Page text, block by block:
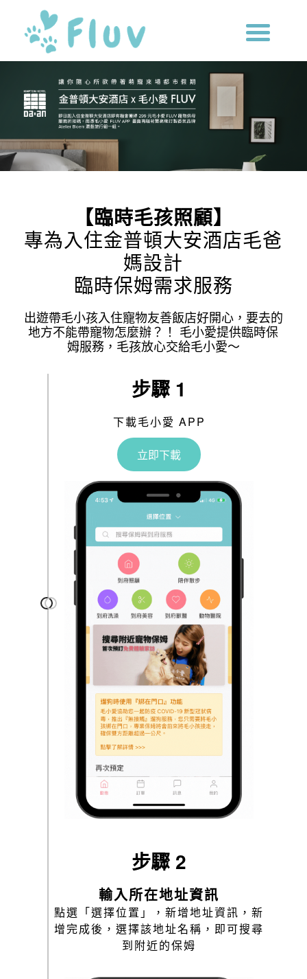
【臨時毛孩照顧】
專為入住金普頓大安酒店毛爸
媽設計
臨時保姆需求服務
出遊帶毛小孩入住寵物友善飯店好開心，要去的
地方不能帶寵物怎麼辦？！ 毛小愛提供臨時保
姆服務，毛孩放心交給毛小愛～
步驟 1
下載毛小愛 APP
立即下載
步驟 2
輸入所在地址資訊
點選「選擇位置」，新增地址資訊，新
增完成後，選擇該地址名稱，即可搜尋
到附近的保姆